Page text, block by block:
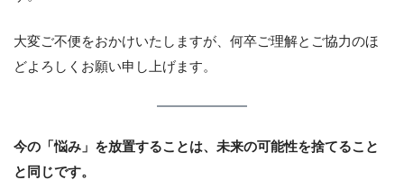
大変ご不便をおかけいたしますが、何卒ご理解とご協力のほ
どよろしくお願い申し上げます。
今の「悩み」を放置することは、未来の可能性を捨てること
と同じです。